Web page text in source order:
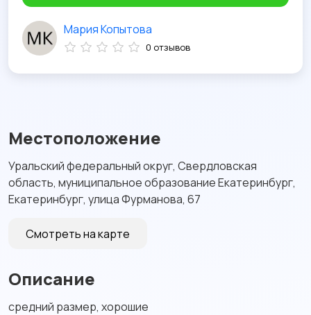
Местоположение
Уральский федеральный округ, Свердловская
область, муниципальное образование Екатеринбург,
Екатеринбург, улица Фурманова, 67
Смотреть на карте
Описание
средний размер, хорошие
Мария Копытова
0 отзывов